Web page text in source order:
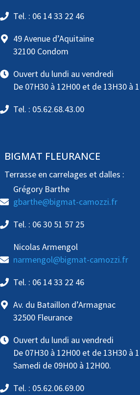
Tel. : 06 14 33 22 46
49 Avenue d’Aquitaine
32100 Condom
Ouvert du lundi au vendredi
De 07H30 à 12H00 et de 13H30 à
Tel. : 05.62.68.43.00
BIGMAT FLEURANCE
Terrasse en carrelages et dalles :
Grégory Barthe
gbarthe@bigmat-camozzi.fr
Tel. : 06 30 51 57 25
Nicolas Armengol
narmengol@bigmat-camozzi.fr
Tel. : 06 14 33 22 46
Av. du Bataillon d’Armagnac
32500 Fleurance
Ouvert du lundi au vendredi
De 07H30 à 12H00 et de 13H30 à
Samedi de 09H00 à 12H00.
Tel. : 05.62.06.69.00